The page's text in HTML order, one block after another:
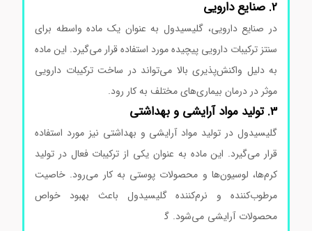
در صنایع دارویی، گلیسیدول به عنوان یک ماده واسطه برای
سنتز ترکیبات دارویی پیچیده مورد استفاده قرار می‌گیرد. این ماده
به دلیل واکنش‌پذیری بالا می‌تواند در ساخت ترکیبات دارویی
موثر در درمان بیماری‌های مختلف به کار رود.
گلیسیدول در تولید مواد آرایشی و بهداشتی نیز مورد استفاده
قرار می‌گیرد. این ماده به عنوان یکی از ترکیبات فعال در تولید
کرم‌ها، لوسیون‌ها و محصولات پوستی به کار می‌رود. خاصیت
مرطوب‌کننده و نرم‌کننده گلیسیدول باعث بهبود خواص
محصولات آرایشی می‌شود. گلیسیدول سیگماآلدریچ گلیسیدول